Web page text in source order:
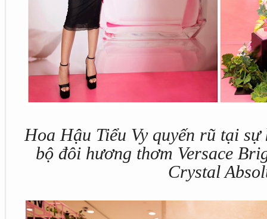
Hoa Hậu Tiểu Vy quyến rũ tại
bộ đôi hương thơm Versace
Crystal